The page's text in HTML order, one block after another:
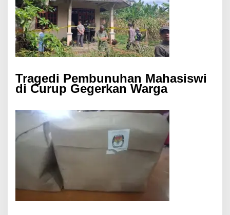
Tragedi Pembunuhan Mahasiswi
di Curup Gegerkan Warga